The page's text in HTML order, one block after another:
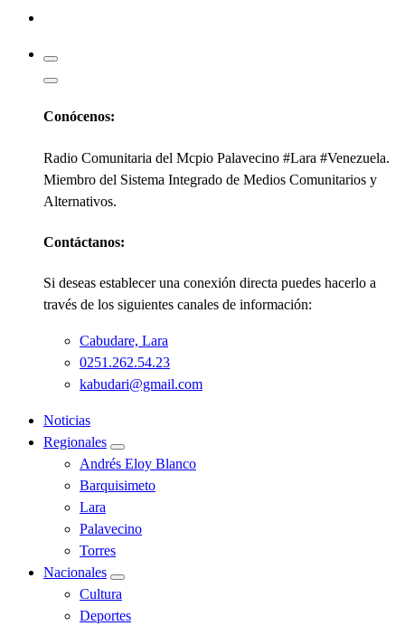
Kabudari
Conócenos:
Radio Comunitaria del Mcpio Palavecino #Lara #Venezuela.
Miembro del Sistema Integrado de Medios Comunitarios y
Alternativos.
Contáctanos:
Si deseas establecer una conexión directa puedes hacerlo a
través de los siguientes canales de información:
Cabudare, Lara
0251.262.54.23
kabudari@gmail.com
Noticias
Regionales
Andrés Eloy Blanco
Barquisimeto
Lara
Palavecino
Torres
Nacionales
Cultura
Deportes